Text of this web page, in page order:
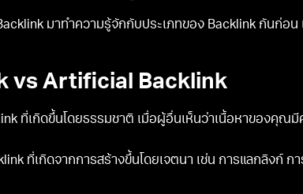
มาทำความรู้จักกับประเภทของ Backlink กันก่อน
vs Artificial Backlink
ที่เกิดขึ้นโดยธรรมชาติ เมื่อผู้อื่นเห็นว่าเนื้อหาของคุณ
ที่เกิดจากการสร้างขึ้นโดยเจตนา เช่น การแลกลิงก์ ก